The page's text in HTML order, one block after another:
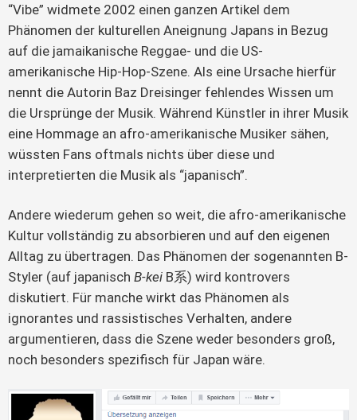
“Vibe” widmete 2002 einen ganzen Artikel dem
Phänomen der kulturellen Aneignung Japans in Bezug
auf die jamaikanische Reggae- und die US-
amerikanische Hip-Hop-Szene. Als eine Ursache hierfür
nennt die Autorin Baz Dreisinger fehlendes Wissen um
die Ursprünge der Musik. Während Künstler in ihrer Musik
eine Hommage an afro-amerikanische Musiker sähen,
wüssten Fans oftmals nichts über diese und
interpretierten die Musik als “japanisch”.
Andere wiederum gehen so weit, die afro-amerikanische
Kultur vollständig zu absorbieren und auf den eigenen
Alltag zu übertragen. Das Phänomen der sogenannten B-
Styler (auf japanisch B-kei B系) wird kontrovers
diskutiert. Für manche wirkt das Phänomen als
ignorantes und rassistisches Verhalten, andere
argumentieren, dass die Szene weder besonders groß,
noch besonders spezifisch für Japan wäre.